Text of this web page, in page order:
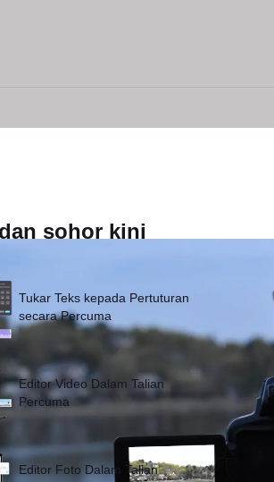
sohor kini
Tukar Teks kepada Pertuturan
secara Percuma
Editor Video Dalam Talian
Percuma
Editor Foto Dalam Talian